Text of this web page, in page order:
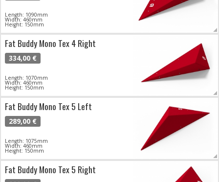
Length: 1090mm
Width: 460mm
Height: 150mm
Fat Buddy Mono Tex 4 Right
334,00 €
Length: 1070mm
Width: 460mm
Height: 150mm
Fat Buddy Mono Tex 5 Left
289,00 €
Length: 1075mm
Width: 460mm
Height: 150mm
Fat Buddy Mono Tex 5 Right